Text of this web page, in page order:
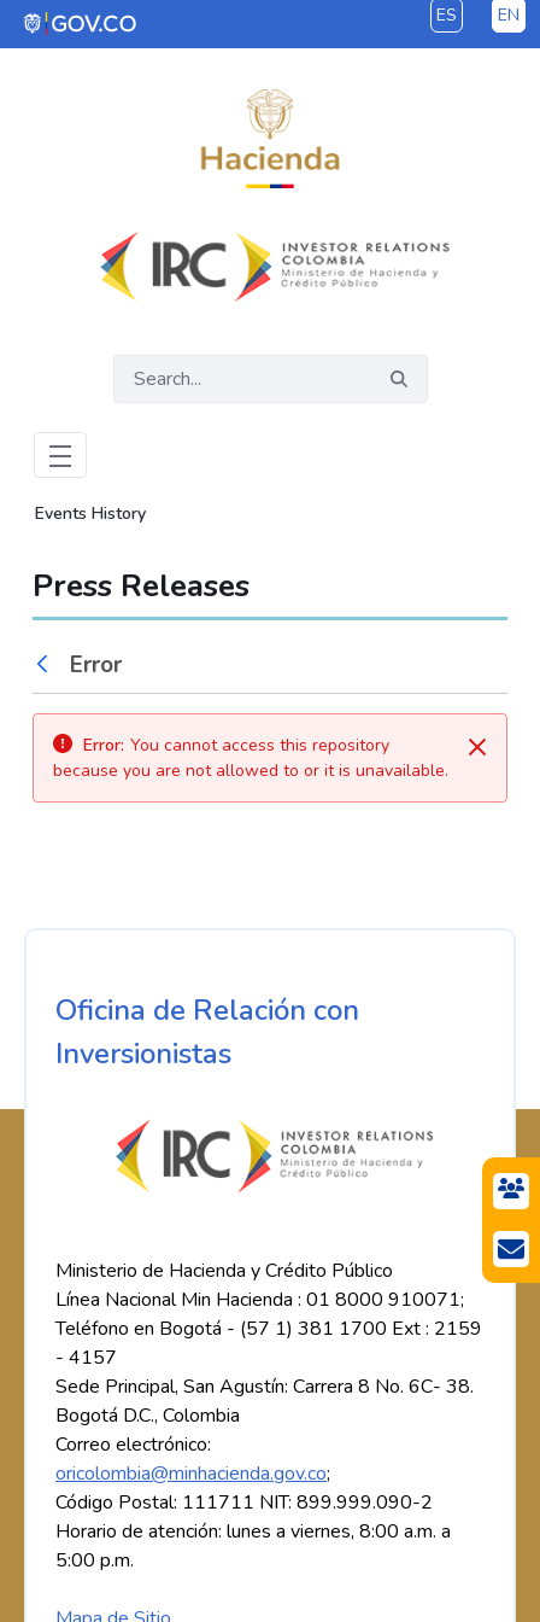
Skip to Main Content ES EN
Events History
Press Releases
Back
Error
Close
Error: You cannot access this repository
because you are not allowed to or it is unavailable.
Oficina de Relación con
Inversionistas
Ministerio de Hacienda y Crédito Público
Línea Nacional Min Hacienda : 01 8000 910071;
Teléfono en Bogotá - (57 1) 381 1700 Ext : 2159
- 4157
Sede Principal, San Agustín: Carrera 8 No. 6C- 38.
Bogotá D.C., Colombia
Correo electrónico:
oricolombia@minhacienda.gov.co;
Código Postal: 111711 NIT: 899.999.090-2
Horario de atención: lunes a viernes, 8:00 a.m. a
5:00 p.m.